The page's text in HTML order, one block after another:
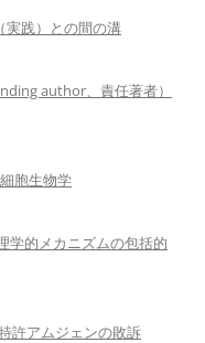
実践）との間の溝
author、責任著者）
胞生物学
学的メカニズムの包括的
許アムジェンの敗訴